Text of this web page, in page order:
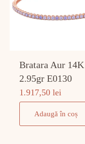
Bratara Aur 14K
2.95gr E0130
1.917,50lei
Adaugă în coș